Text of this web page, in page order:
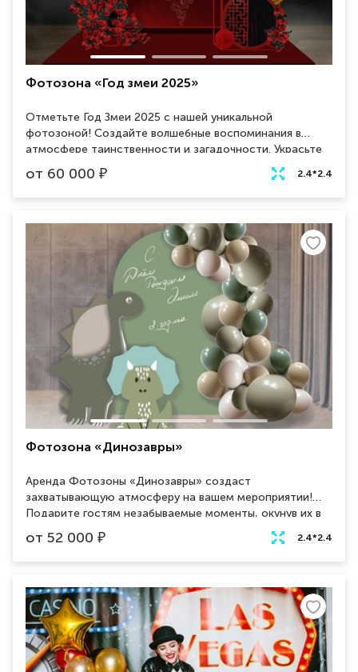
Фотозона «Год змеи 2025»
Отметьте Год Змеи 2025 с нашей уникальной
фотозоной! Создайте волшебные воспоминания в
атмосфере таинственности и загадочности. Украсьте
ваш праздник необычными и яркими фотографиями,
запечатлев самые яркие моменты вашего праздника.
Забронируйте фотозону прямо сейчас и сделайте ваш
от 60 000 ₽ 2.4*2.4
Фотозона «Динозавры»
Аренда Фотозоны «Динозавры» создаст
захватывающую атмосферу на вашем мероприятии!
Подарите гостям незабываемые моменты, окунув их в
мир динозавров. Наши яркие и реалистичные
декорации привнесут веселье и волшебство в любое
событие, от детских праздников до корпоративных
незабываемым благодаря Фотозоне «Динозавры».
от 52 000 ₽ 2.4*2.4